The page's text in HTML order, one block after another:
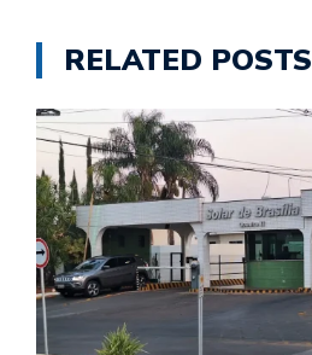
RELATED POSTS